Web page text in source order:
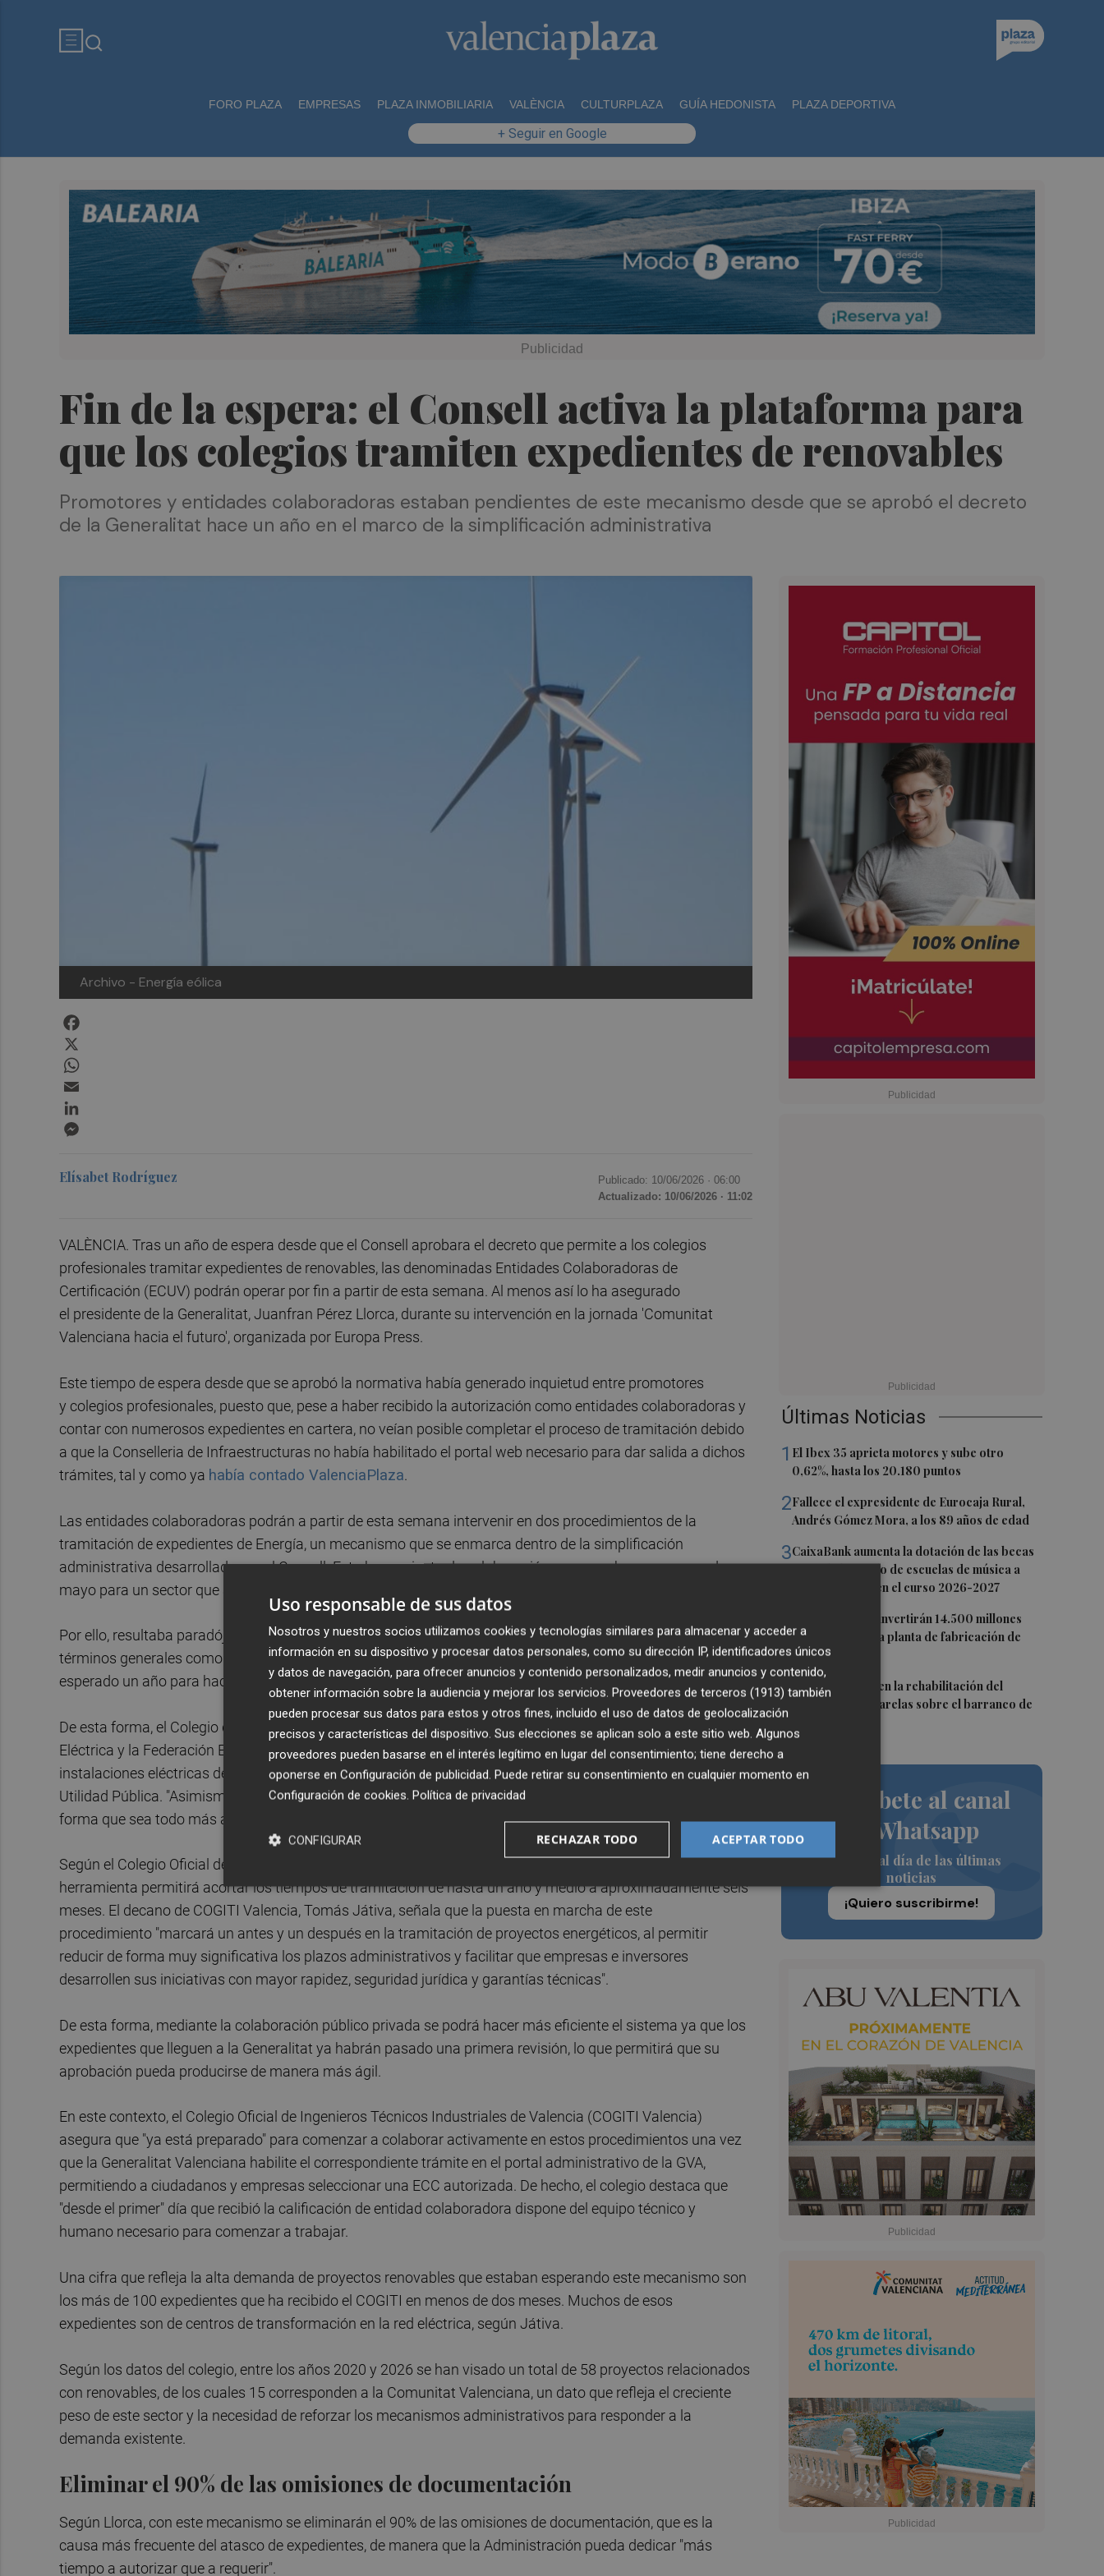
FORO PLAZA EMPRESAS PLAZA INMOBILIARIA VALÈNCIA CULTURPLAZA GUÍA HEDONISTA PLAZA DEPORTIVA
+ Seguir en Google
Fin de la espera: el Consell activa la plataforma para
que los colegios tramiten expedientes de renovables
Promotores y entidades colaboradoras estaban pendientes de este mecanismo desde que se aprobó el decreto
de la Generalitat hace un año en el marco de la simplificación administrativa
Archivo - Energía eólica
Últimas Noticias
1 El Ibex 35 aprieta motores y sube otro
0,62%, hasta los 20.180 puntos
2Fallece el expresidente de Eurocaja Rural,
Andrés Gómez Mora, a los 89 años de edad
3CaixaBank aumenta la dotación de las becas
para el alumnado de escuelas de música a
275.000 euros en el curso 2026-2027
4
Tesla y SpaceX invertirán 14.500 millones
para construir la planta de fabricación de
chips Terafab
5 L'Eliana avanza en la rehabilitación del
puente y las pasarelas sobre el barranco de
Suscríbete al canal
de Whatsapp
Siempre al día de las últimas
noticias
¡Quiero suscribirme!
Elísabet Rodríguez Publicado: 10/06/2026 · 06:00
Actualizado: 10/06/2026 · 11:02
VALÈNCIA. Tras un año de espera desde que el Consell aprobara el decreto que permite a los colegios
profesionales tramitar expedientes de renovables, las denominadas Entidades Colaboradoras de
Certificación (ECUV) podrán operar por fin a partir de esta semana. Al menos así lo ha asegurado
el presidente de la Generalitat, Juanfran Pérez Llorca, durante su intervención en la jornada 'Comunitat
Valenciana hacia el futuro', organizada por Europa Press.
Este tiempo de espera desde que se aprobó la normativa había generado inquietud entre promotores
y colegios profesionales, puesto que, pese a haber recibido la autorización como entidades colaboradoras y
contar con numerosos expedientes en cartera, no veían posible completar el proceso de tramitación debido
a que la Conselleria de Infraestructuras no había habilitado el portal web necesario para dar salida a dichos
trámites, tal y como ya había contado ValenciaPlaza.
Las entidades colaboradoras podrán a partir de esta semana intervenir en dos procedimientos de la
tramitación de expedientes de Energía, un mecanismo que se enmarca dentro de la simplificación
administrativa desarrollada por el Consell. Esta herramienta de colaboración se esperaba como agua de
mayo para un sector que acumula hasta cuatro años de demora en la resolución de expedientes.
Por ello, resultaba paradójico que pese al discurso reiterado del Consell de simplificar la burocracia, tanto en
términos generales como en particular para las renovables, los profesionales colaboradores hayan
esperado un año para hacer efectiva esta herramienta.
De esta forma, el Colegio de Ingenieros, el de Ingenieros Técnicos, la Asociación de Empresas de Energía
Eléctrica y la Federación Empresarial Metalúrgica Valenciana podrán evaluar la documentación de las
instalaciones eléctricas del Grupo II, es decir, las que no necesitan Evaluación Ambiental ni Declaración de
Utilidad Pública. "Asimismo, podrán revisar las renovables mediante un trámite informático específico de
forma que sea todo más ágil y eficiente, incluido el pago de tasas", explican desde la Generalitat.
Según el Colegio Oficial de Ingenieros Técnicos Industriales de Valencia (COGITI Valencia), esta nueva
herramienta permitirá acortar los tiempos de tramitación de hasta un año y medio a aproximadamente seis
meses. El decano de COGITI Valencia, Tomás Játiva, señala que la puesta en marcha de este
procedimiento "marcará un antes y un después en la tramitación de proyectos energéticos, al permitir
reducir de forma muy significativa los plazos administrativos y facilitar que empresas e inversores
desarrollen sus iniciativas con mayor rapidez, seguridad jurídica y garantías técnicas".
De esta forma, mediante la colaboración público privada se podrá hacer más eficiente el sistema ya que los
expedientes que lleguen a la Generalitat ya habrán pasado una primera revisión, lo que permitirá que su
aprobación pueda producirse de manera más ágil.
En este contexto, el Colegio Oficial de Ingenieros Técnicos Industriales de Valencia (COGITI Valencia)
asegura que "ya está preparado" para comenzar a colaborar activamente en estos procedimientos una vez
que la Generalitat Valenciana habilite el correspondiente trámite en el portal administrativo de la GVA,
permitiendo a ciudadanos y empresas seleccionar una ECC autorizada. De hecho, el colegio destaca que
"desde el primer" día que recibió la calificación de entidad colaboradora dispone del equipo técnico y
humano necesario para comenzar a trabajar.
Una cifra que refleja la alta demanda de proyectos renovables que estaban esperando este mecanismo son
los más de 100 expedientes que ha recibido el COGITI en menos de dos meses. Muchos de esos
expedientes son de centros de transformación en la red eléctrica, según Játiva.
Según los datos del colegio, entre los años 2020 y 2026 se han visado un total de 58 proyectos relacionados
con renovables, de los cuales 15 corresponden a la Comunitat Valenciana, un dato que refleja el creciente
peso de este sector y la necesidad de reforzar los mecanismos administrativos para responder a la
demanda existente.
Eliminar el 90% de las omisiones de documentación
Según Llorca, con este mecanismo se eliminarán el 90% de las omisiones de documentación, que es la
causa más frecuente del atasco de expedientes, de manera que la Administración pueda dedicar "más
tiempo a autorizar que a requerir".
Uso responsable de sus datos
Nosotros y nuestros socios utilizamos cookies y tecnologías similares para almacenar y acceder a
información en su dispositivo y procesar datos personales, como su dirección IP, identificadores únicos
y datos de navegación, para ofrecer anuncios y contenido personalizados, medir anuncios y contenido,
obtener información sobre la audiencia y mejorar los servicios. Proveedores de terceros (1913) también
pueden procesar sus datos para estos y otros fines, incluido el uso de datos de geolocalización
precisos y características del dispositivo. Sus elecciones se aplican solo a este sitio web. Algunos
proveedores pueden basarse en el interés legítimo en lugar del consentimiento; tiene derecho a
oponerse en Configuración de publicidad. Puede retirar su consentimiento en cualquier momento en
Configuración de cookies. Política de privacidad
ACEPTAR TODO
RECHAZAR TODO
CONFIGURAR